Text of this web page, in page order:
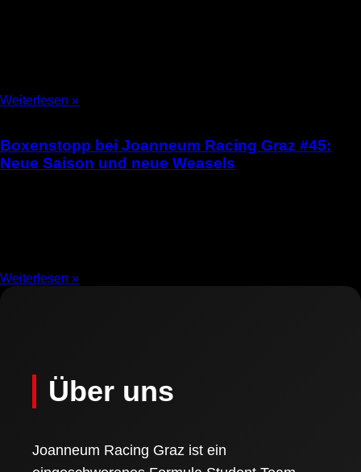
Weiterlesen »
Boxenstopp bei Joanneum Racing Graz #45:
Neue Saison und neue Weasels
Weiterlesen »
Über uns
Joanneum Racing Graz ist ein